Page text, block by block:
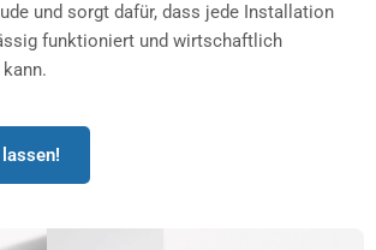
und sorgt dafür, dass jede Installation
funktioniert und wirtschaftlich